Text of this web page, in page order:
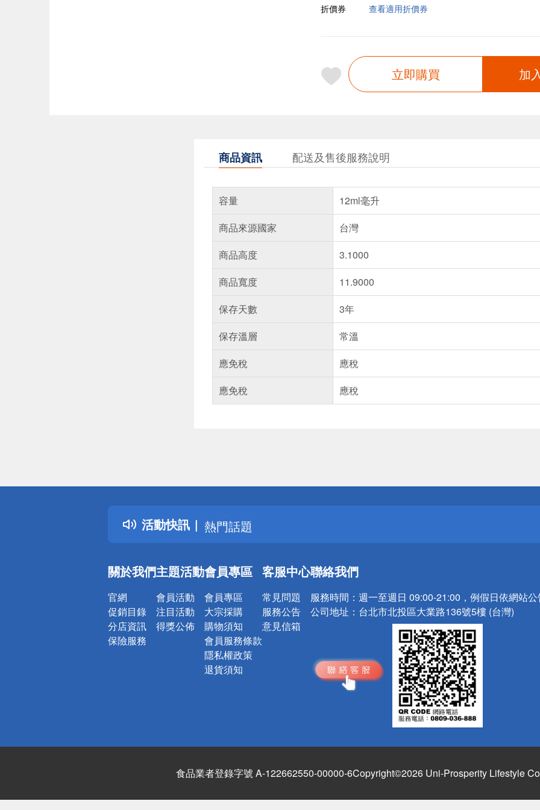
折價券 查看適用折價券
立即購買 加
商品資訊 配送及售後服務說明
容量
12ml毫升
商品來源國家
台灣
商品高度
3.1000
商品寬度
11.9000
保存天數
3年
保存溫層
常溫
應免稅
應稅
應免稅
應稅
活動快訊
詐騙網頁！請小心！
得獎公告
熱門話題
銀行優惠
詐騙網頁！請小心！
關於我們
官網
促銷目錄
分店資訊
保險服務
主題活動
會員活動
注目活動
得獎公佈
會員專區
會員專區
大宗採購
購物須知
會員服務條款
隱私權政策
退貨須知
客服中心
常見問題
服務公告
意見信箱
聯絡我們
服務時間： 週一至週日 09:00-21:00，例假日依網站
公司地址： 台北市北投區大業路136號5樓 (台灣)
食品業者登錄字號 A-122662550-00000-6Copyright©2026 Uni-Prosperity Lifestyle